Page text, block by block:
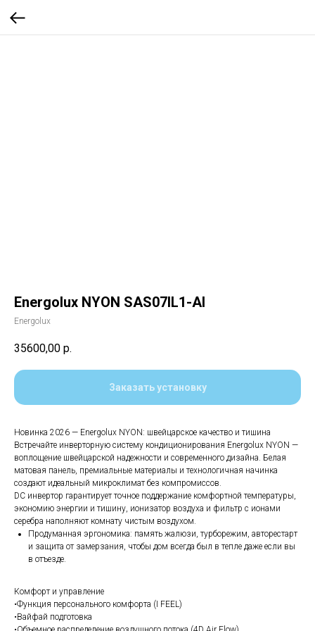
Energolux NYON SAS07IL1-AI
Energolux
35600,00 р.
Заказать установку
Новинка 2026 — Energolux NYON: швейцарское качество и тишина
Встречайте инверторную систему кондиционирования Energolux NYON —
воплощение швейцарской надежности и современного дизайна. Белая
матовая панель, премиальные материалы и технологичная начинка
создают идеальный микроклимат без компромиссов.
DC инвертор гарантирует точное поддержание комфортной температуры,
экономию энергии и тишину, ионизатор воздуха и фильтр с ионами
серебра наполняют комнату чистым воздухом.
Продуманная эргономика: память жалюзи, турборежим, авторестарт
и защита от замерзания, чтобы дом всегда был в тепле даже если вы
в отъезде.
Комфорт и управление
•Функция персонального комфорта (I FEEL)
•Вайфай подготовка